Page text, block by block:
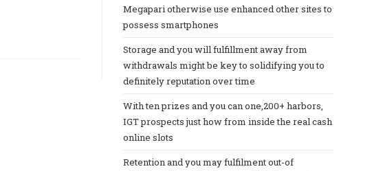
Megapari otherwise use enhanced other sites to
possess smartphones
Storage and you will fulfillment away from
withdrawals might be key to solidifying you to
definitely reputation over time
With ten prizes and you can one,200+ harbors,
IGT prospects just how from inside the real cash
online slots
Retention and you may fulfilment out-of